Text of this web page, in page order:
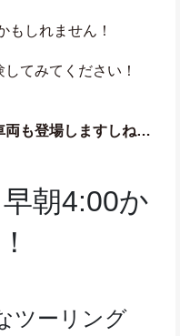
もしれません！
てみてください！
両も登場しますしね…
朝4:00か
ツーリング